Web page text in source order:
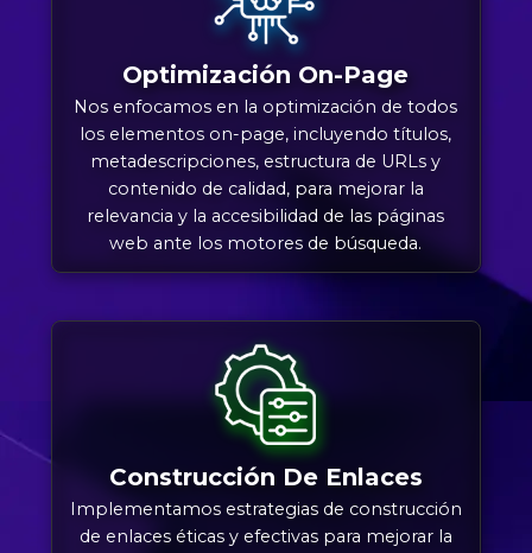
Optimización On-Page
Nos enfocamos en la optimización de todos
los elementos on-page, incluyendo títulos,
metadescripciones, estructura de URLs y
contenido de calidad, para mejorar la
relevancia y la accesibilidad de las páginas
web ante los motores de búsqueda.
Construcción De Enlaces
Implementamos estrategias de construcción
de enlaces éticas y efectivas para mejorar la